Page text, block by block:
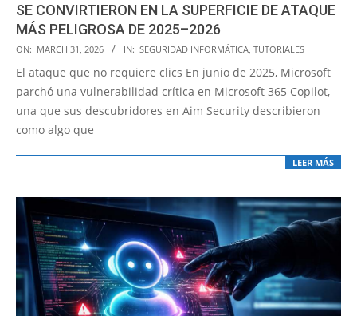
SE CONVIRTIERON EN LA SUPERFICIE DE ATAQUE
MÁS PELIGROSA DE 2025–2026
2026-
03-
ON: MARCH 31, 2026 IN: SEGURIDAD INFORMÁTICA TUTORIALES
El ataque que no requiere clics En junio de 2025, Microsoft
parchó una vulnerabilidad crítica en Microsoft 365 Copilot,
una que sus descubridores en Aim Security describieron
como algo que
LEER MÁS